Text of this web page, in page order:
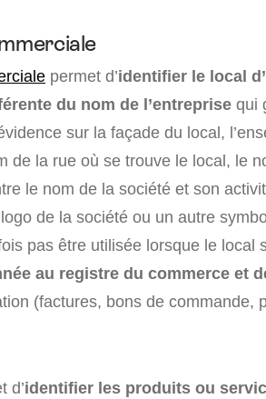
permet d’identifier le local
du nom de l’entreprise qui
sur la façade du local,
de la rue où se trouve le local, le
le nom de la société et son
de la société ou un autre
pas être utilisée lorsque le local
au registre du commerce et
(factures, bons de commande,
d’identifier les produits ou